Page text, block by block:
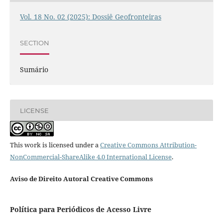
Vol. 18 No. 02 (2025): Dossiê Geofronteiras
SECTION
Sumário
LICENSE
This work is licensed under aCreative Commons Attribution-
NonCommercial-ShareAlike 4.0 International License.
Aviso de Direito Autoral Creative Commons
Política para Periódicos de Acesso Livre